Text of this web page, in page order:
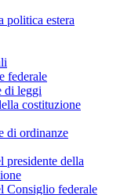
politica estera
federale
di leggi
costituzione
di ordinanze
presidente della
Consiglio federale